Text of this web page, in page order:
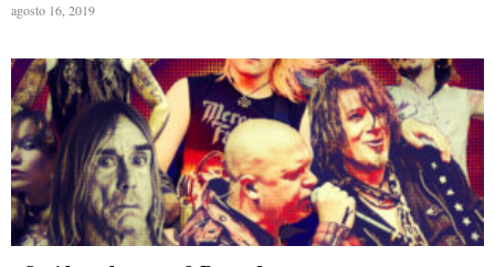
agosto 16, 2019